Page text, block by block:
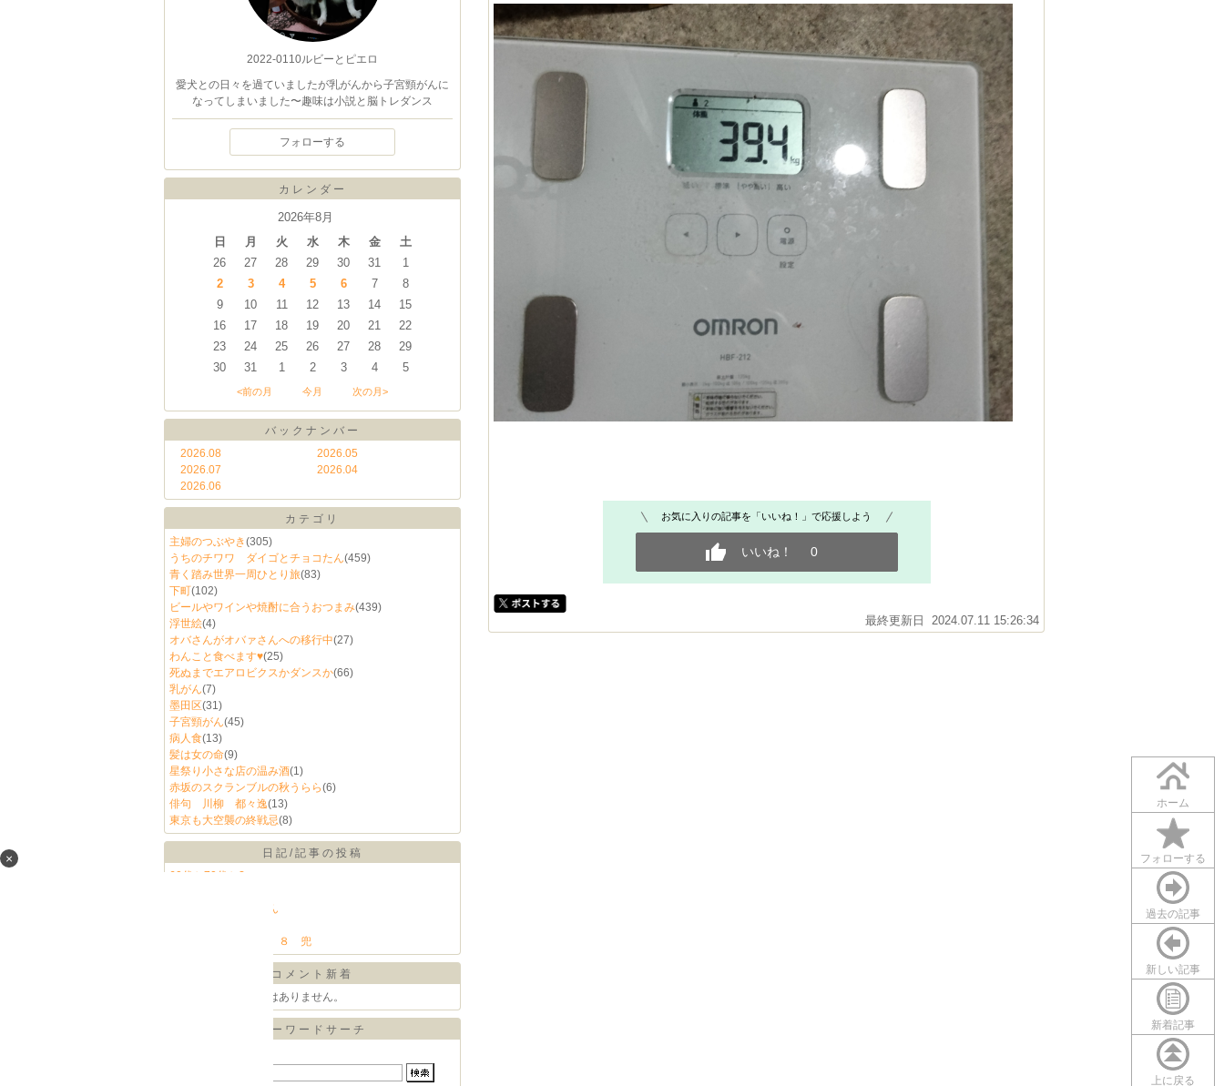
ホーム
フォローする
過去の記事
新しい記事
新着記事
上に戻る
×
2022-0110ルビーとピエロ
愛犬との日々を過ていましたが乳がんから子宮頸がんに
なってしまいました〜趣味は小説と脳トレダンス
フォローする
カレンダー
2026年8月
日
月 火 水 木 金
土
26
27 28 29 30 31
1
2
3 4 5 6 7
8
9
10 11 12 13 14
15
16
17 18 19 20 21
22
23
24 25 26 27 28
29
30
31 1 2 3 4 5
<前の月 今月 次の月>
バックナンバー
2026.08
2026.07
2026.06
2026.05
2026.04
カテゴリ
主婦のつぶやき(305)
うちのチワワ ダイゴとチョコたん(459)
青く踏み世界一周ひとり旅(83)
下町(102)
ビールやワインや焼酎に合うおつまみ(439)
浮世絵(4)
オバさんがオバァさんへの移行中(27)
わんこと食べます♥(25)
死ぬまでエアロビクスかダンスか(66)
乳がん(7)
墨田区(31)
子宮頸がん(45)
病人食(13)
髪は女の命(9)
星祭り小さな店の温み酒(1)
赤坂のスクランブルの秋うらら(6)
俳句 川柳 都々逸(13)
東京も大空襲の終戦忌(8)
日記/記事の投稿
60代か70代か?
チョコたんと白熊くん
東京大空襲 都々逸 ８ 兜
コメント新着
コメントに書き込みはありません。
キーワードサーチ
お気に入りの記事を「いいね！」で応援しよう
いいね！ 0
最終更新日 2024.07.11 15:26:34